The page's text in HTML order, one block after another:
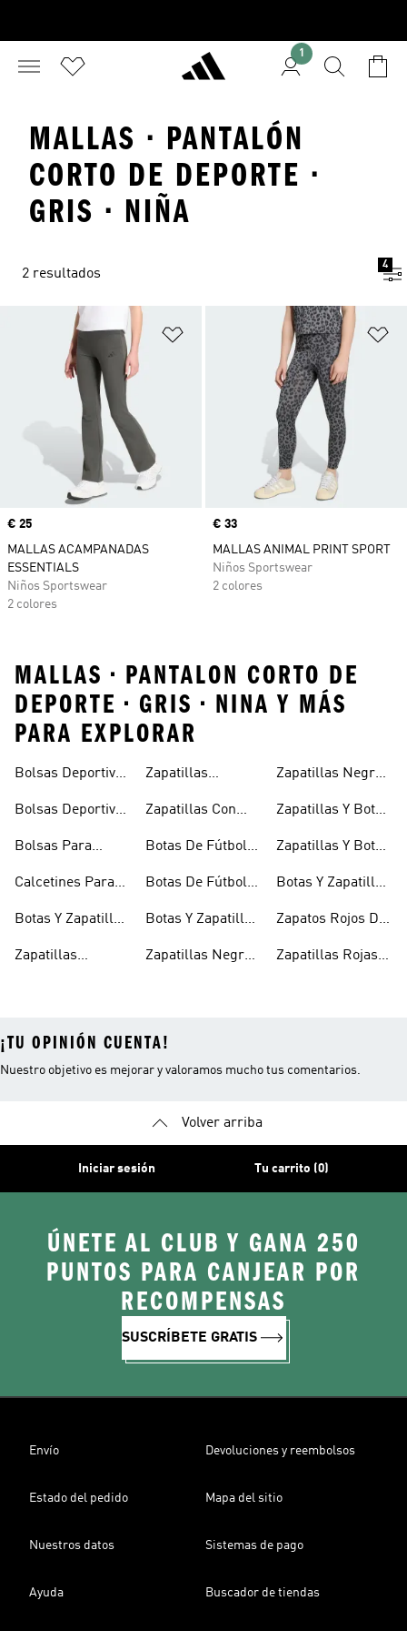
1
MALLAS · PANTALÓN
CORTO DE DEPORTE ·
GRIS · NIÑA
2 resultados
4
Añadir a la lista de deseos
Precio
€ 25
MALLAS ACAMPANADAS
ESSENTIALS
Niños Sportswear
2 colores
Precio
€ 33
MALLAS ANIMAL PRINT SPORT
Niños Sportswear
2 colores
MALLAS • PANTALON CORTO DE
DEPORTE • GRIS • NINA Y MÁS
PARA EXPLORAR
Bolsas Deportivas
Bolsas Deportivas
Bolsas Para
Calcetines Para
Botas Y Zapatillas
Zapatillas
Niñas
Zapatillas
Niños
Zapatillas Con
Niños
Botas De Fútbol
Botas De Fútbol
Botas Y Zapatillas
Niños
Zapatillas Negras
Zapatillas Negras
Zapatillas Y Botas
Zapatillas Y Botas
Botas Y Zapatillas
Zapatos Rojos De
Zapatillas Rojas
¡TU OPINIÓN CUENTA!
Nuestro objetivo es mejorar y valoramos mucho tus comentarios.
Volver arriba
Iniciar sesión Tu carrito (0)
ÚNETE AL CLUB Y GANA 250
PUNTOS PARA CANJEAR POR
RECOMPENSAS
SUSCRÍBETE GRATIS
Envío Devoluciones y reembolsos
Estado del pedido Mapa del sitio
Nuestros datos Sistemas de pago
Ayuda Buscador de tiendas